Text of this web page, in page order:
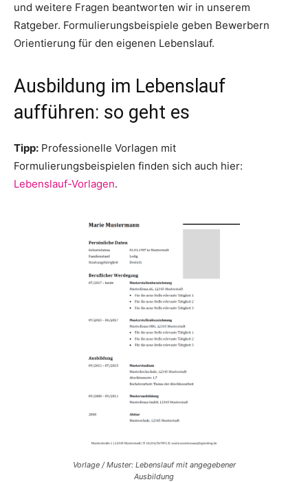
und weitere Fragen beantworten wir in unserem
Ratgeber. Formulierungsbeispiele geben Bewerbern
Orientierung für den eigenen Lebenslauf.
Ausbildung im Lebenslauf
aufführen: so geht es
Tipp: Professionelle Vorlagen mit
Formulierungsbeispielen finden sich auch hier:
Lebenslauf-Vorlagen.
Vorlage / Muster: Lebenslauf mit angegebener
Ausbildung